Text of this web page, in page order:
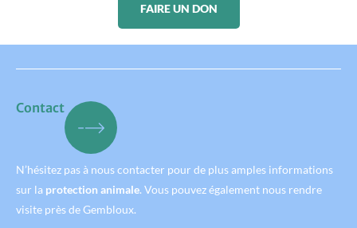
FAIRE UN DON
Contact
N’hésitez pas à nous contacter pour de plus amples informations
sur la protection animale. Vous pouvez également nous rendre
visite près de Gembloux.